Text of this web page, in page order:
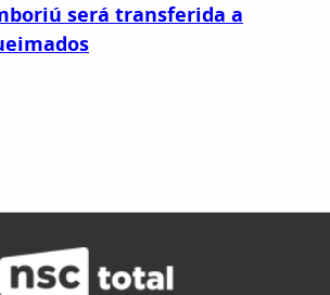
será transferida a